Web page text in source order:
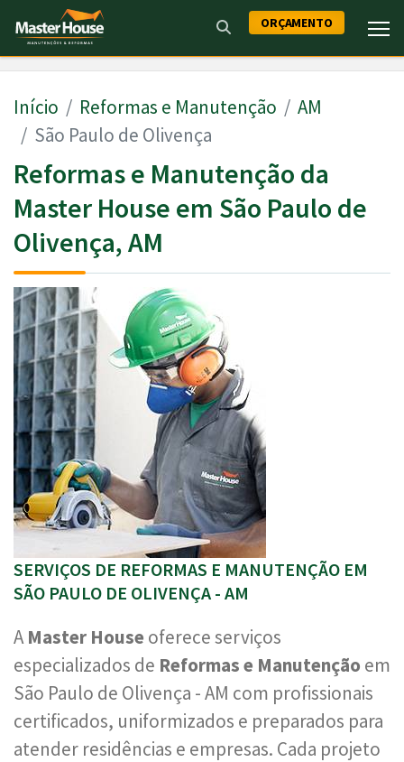
ORÇAMENTO
Início Reformas e Manutenção
AM
São Paulo de Olivença
Reformas e Manutenção da
Master House em São Paulo de
Olivença, AM
SERVIÇOS DE REFORMAS E MANUTENÇÃO EM
SÃO PAULO DE OLIVENÇA - AM
AMaster House oferece serviços
especializados de Reformas e Manutenção em
São Paulo de Olivença - AM com profissionais
certificados, uniformizados e preparados para
atender residências e empresas. Cada projeto